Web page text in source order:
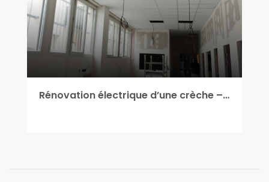
Rénovation électrique d’une crèche – passage des cables